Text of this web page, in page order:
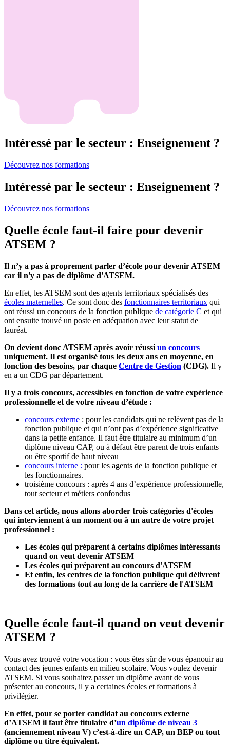
Intéressé par le secteur : Enseignement ?
Découvrez nos formations
Intéressé par le secteur : Enseignement ?
Découvrez nos formations
Quelle école faut-il faire pour devenir
ATSEM ?
Il n’y a pas à proprement parler d’école pour devenir ATSEM
car il n'y a pas de diplôme d'ATSEM.
En effet, les ATSEM sont des agents territoriaux spécialisés des
écoles maternelles. Ce sont donc des fonctionnaires territoriaux qui
ont réussi un concours de la fonction publique de catégorie C et qui
ont ensuite trouvé un poste en adéquation avec leur statut de
lauréat.
On devient donc ATSEM après avoir réussi un concours
uniquement. Il est organisé tous les deux ans en moyenne, en
fonction des besoins, par chaque Centre de Gestion (CDG). Il y
en a un CDG par département.
Il y a trois concours, accessibles en fonction de votre expérience
professionnelle et de votre niveau d’étude :
concours externe : pour les candidats qui ne relèvent pas de la
fonction publique et qui n’ont pas d’expérience significative
dans la petite enfance. Il faut être titulaire au minimum d’un
diplôme niveau CAP, ou à défaut être parent de trois enfants
ou être sportif de haut niveau
concours interne : pour les agents de la fonction publique et
les fonctionnaires.
troisième concours : après 4 ans d’expérience professionnelle,
tout secteur et métiers confondus
Dans cet article, nous allons aborder trois catégories d'écoles
qui interviennent à un moment ou à un autre de votre projet
professionnel :
Les écoles qui préparent à certains diplômes intéressants
quand on veut devenir ATSEM
Les écoles qui préparent au concours d'ATSEM
Et enfin, les centres de la fonction publique qui délivrent
des formations tout au long de la carrière de l'ATSEM
Quelle école faut-il quand on veut devenir
ATSEM ?
Vous avez trouvé votre vocation : vous êtes sûr de vous épanouir au
contact des jeunes enfants en milieu scolaire. Vous voulez devenir
ATSEM. Si vous souhaitez passer un diplôme avant de vous
présenter au concours, il y a certaines écoles et formations à
privilégier.
En effet, pour se porter candidat au concours externe
d’ATSEM il faut être titulaire d’un diplôme de niveau 3
(anciennement niveau V) c’est-à-dire un CAP, un BEP ou tout
diplôme ou titre équivalent.